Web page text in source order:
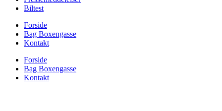
Biltest
Forside
Bag Boxengasse
Kontakt
Forside
Bag Boxengasse
Kontakt